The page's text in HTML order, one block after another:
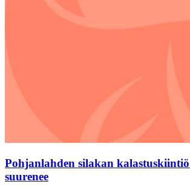
Pohjanlahden silakan
suurenee